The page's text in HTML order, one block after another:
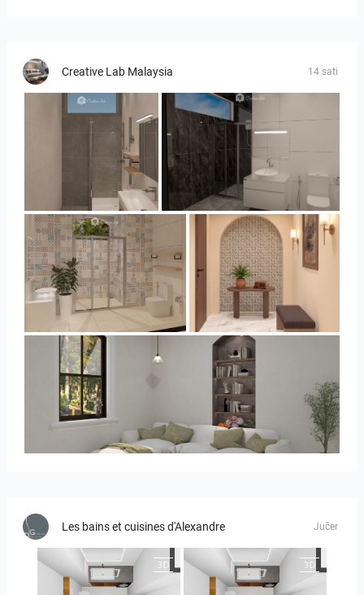
Creative Lab Malaysia 14 sati
Collen_Bathroom Collen_Bathroom
Collen_Bathroom AISYA_HALLWAY
RAMIZAH_LIVING ROOM
Les bains et cuisines d'Alexandre Jučer